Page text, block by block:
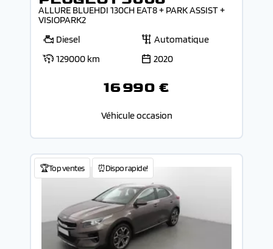
ALLURE BLUEHDI 130CH EAT8 + PARK ASSIST +
VISIOPARK2
Diesel
Automatique
129000 km
2020
16 990 €
Véhicule occasion
🏆Top ventes ⏰Dispo rapide!